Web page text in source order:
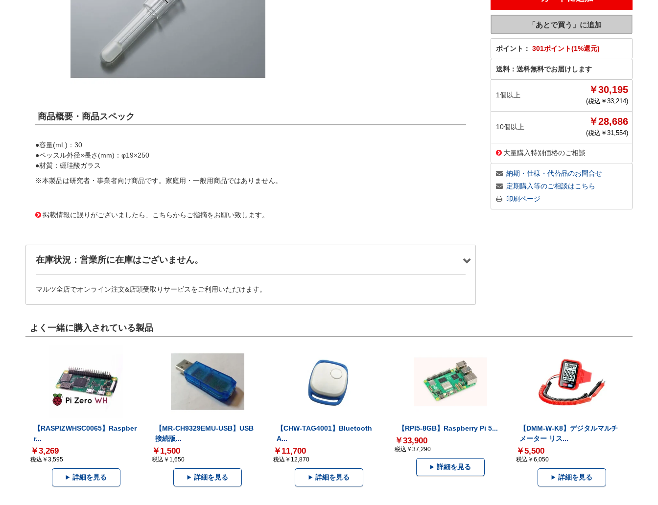
ポイント： 301ポイント(1%還元)
送料： 送料無料でお届けします
1個以上 ￥30,195
(税込￥ 33,214)
10個以上 ￥28,686
(税込￥ 31,554)
大量購入特別価格のご相談
納期・仕様・代替品のお問合せ
定期購入等のご相談はこちら
印刷ページ
商品概要・商品スペック
●容量(mL)：30
●ペッスル外径×長さ(mm)：φ19×250
●材質：硼珪酸ガラス
※本製品は研究者・事業者向け商品です。家庭用・一般用商品ではありません。
掲載情報に誤りがございましたら、こちらからご指摘をお願い致します。
在庫状況：営業所に在庫はございません。
マルツ全店でオンライン注文&店頭受取りサービスをご利用いただけます。
よく一緒に購入されている製品
【RASPIZWHSC0065】Raspber
r...
￥3,269
税込￥3,595
詳細を見る
【MR-CH9329EMU-USB】USB
接続版...
￥1,500
税込￥1,650
詳細を見る
【CHW-TAG4001】Bluetooth
A...
￥11,700
税込￥12,870
詳細を見る
【RPI5-8GB】Raspberry Pi 5...
￥33,900
税込￥37,290
詳細を見る
【DMM-W-K8】デジタルマルチ
メーター リス...
￥5,500
税込￥6,050
詳細を見る